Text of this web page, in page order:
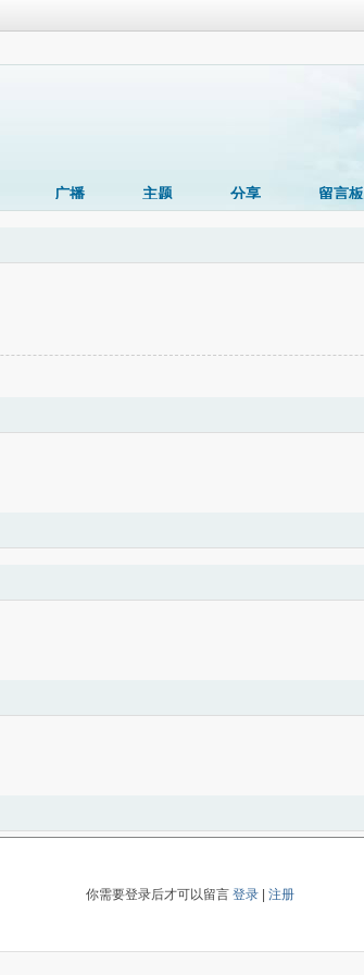
广播 主题 分享 留言板
你需要登录后才可以留言 登录 注册